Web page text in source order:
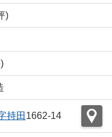
)
持田 1662-14